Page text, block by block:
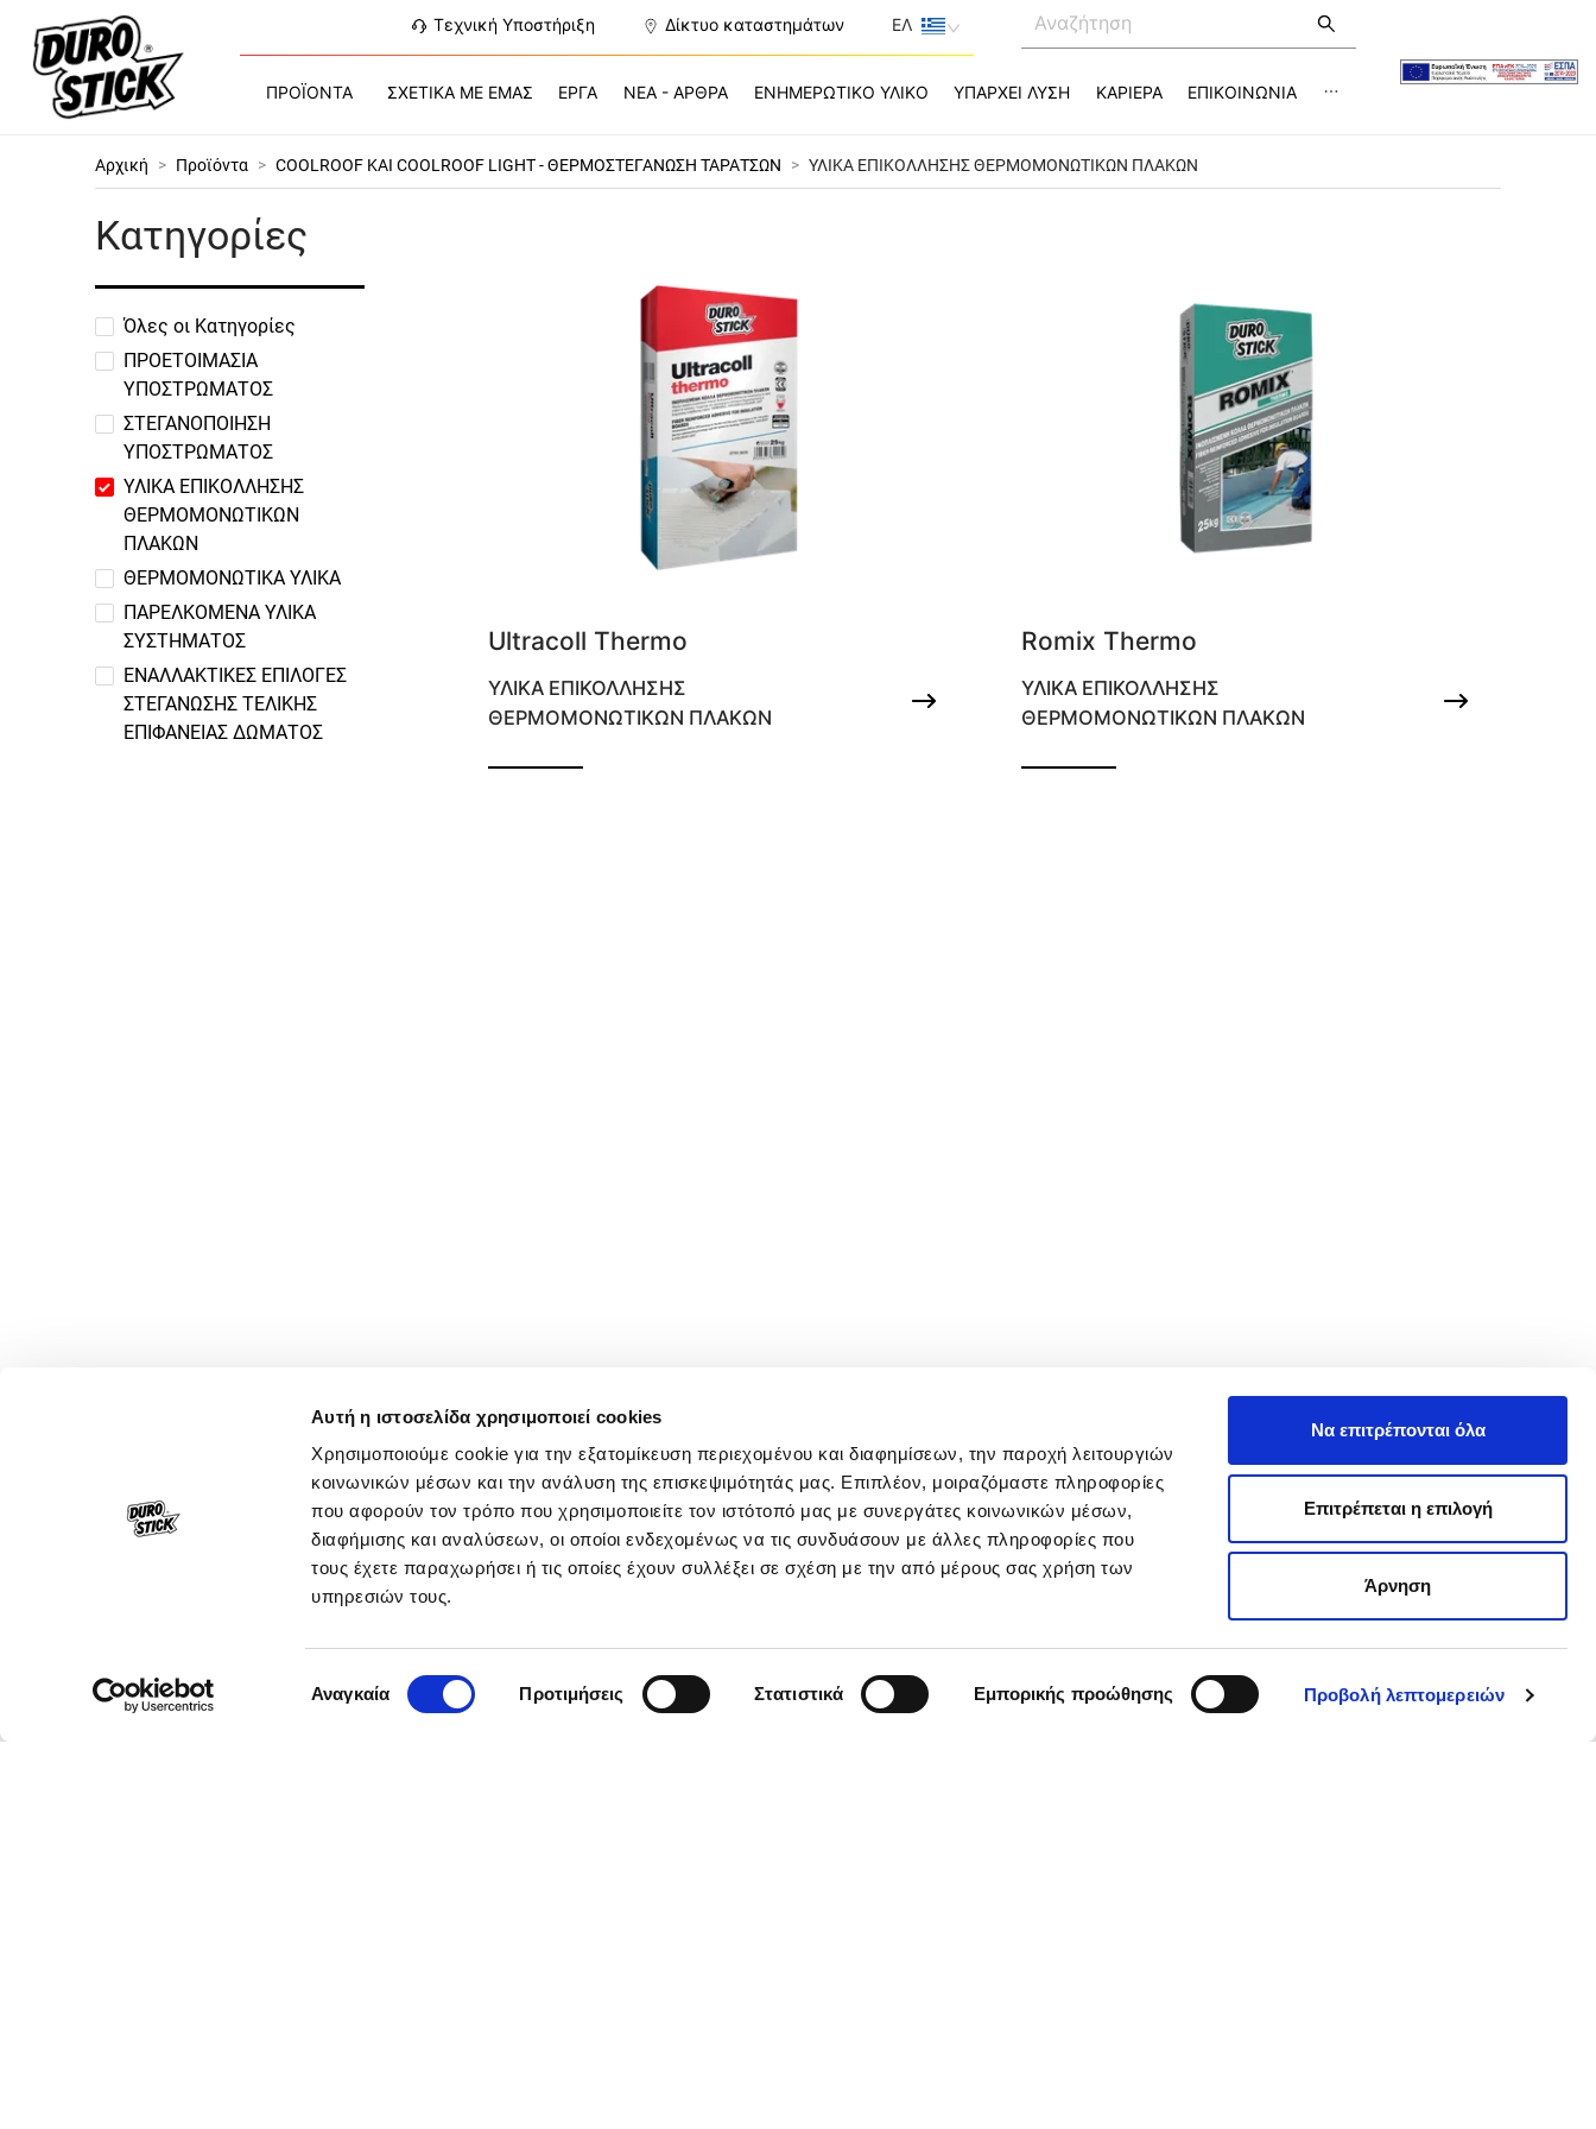
Αυτή η ιστοσελίδα χρησιμοποιεί cookies
Χρησιμοποιούμε cookie για την εξατομίκευση περιεχομένου και διαφημίσεων, την παροχή λειτουργιών
κοινωνικών μέσων και την ανάλυση της επισκεψιμότητάς μας. Επιπλέον, μοιραζόμαστε πληροφορίες
που αφορούν τον τρόπο που χρησιμοποιείτε τον ιστότοπό μας με συνεργάτες κοινωνικών μέσων,
διαφήμισης και αναλύσεων, οι οποίοι ενδεχομένως να τις συνδυάσουν με άλλες πληροφορίες που
τους έχετε παραχωρήσει ή τις οποίες έχουν συλλέξει σε σχέση με την από μέρους σας χρήση των
υπηρεσιών τους.
συγκατάθεσης
Αναγκαία Προτιμήσεις Στατιστικά Εμπορικής προώθησης Προβολή λεπτομερειών
Να επιτρέπονται όλα
Επιτρέπεται η επιλογή
Άρνηση
Τεχνική Υποστήριξη Δίκτυο καταστημάτων ΕΛ
ΠΡΟΪΟΝΤΑ ΣΧΕΤΙΚΑ ΜΕ ΕΜΑΣ ΕΡΓΑ ΝΕΑ - ΑΡΘΡΑ ΕΝΗΜΕΡΩΤΙΚΟ ΥΛΙΚΟ ΥΠΑΡΧΕΙ ΛΥΣΗ ΚΑΡΙΕΡΑ ΕΠΙΚΟΙΝΩΝΙΑ
Αρχική > Προϊόντα > COOLROOF ΚΑΙ COOLROOF LIGHT - ΘΕΡΜΟΣΤΕΓΑΝΩΣΗ ΤΑΡΑΤΣΩΝ > ΥΛΙΚΑ ΕΠΙΚΟΛΛΗΣΗΣ ΘΕΡΜΟΜΟΝΩΤΙΚΩΝ ΠΛΑΚΩΝ
Κατηγορίες
Όλες οι Κατηγορίες
ΠΡΟΕΤΟΙΜΑΣΙΑ
ΥΠΟΣΤΡΩΜΑΤΟΣ
ΣΤΕΓΑΝΟΠΟΙΗΣΗ
ΥΠΟΣΤΡΩΜΑΤΟΣ
ΥΛΙΚΑ ΕΠΙΚΟΛΛΗΣΗΣ
ΘΕΡΜΟΜΟΝΩΤΙΚΩΝ
ΠΛΑΚΩΝ
ΘΕΡΜΟΜΟΝΩΤΙΚΑ ΥΛΙΚΑ
ΠΑΡΕΛΚΟΜΕΝΑ ΥΛΙΚΑ
ΣΥΣΤΗΜΑΤΟΣ
ΕΝΑΛΛΑΚΤΙΚΕΣ ΕΠΙΛΟΓΕΣ
ΣΤΕΓΑΝΩΣΗΣ ΤΕΛΙΚΗΣ
ΕΠΙΦΑΝΕΙΑΣ ΔΩΜΑΤΟΣ
Ultracoll Thermo
ΥΛΙΚΑ ΕΠΙΚΟΛΛΗΣΗΣ
ΘΕΡΜΟΜΟΝΩΤΙΚΩΝ ΠΛΑΚΩΝ
Romix Thermo
ΥΛΙΚΑ ΕΠΙΚΟΛΛΗΣΗΣ
ΘΕΡΜΟΜΟΝΩΤΙΚΩΝ ΠΛΑΚΩΝ